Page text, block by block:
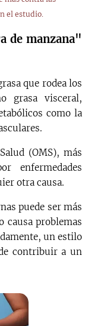
el estudio.
de manzana"
que rodea los
grasa visceral,
como la
(OMS), más
enfermedades
otra causa.
puede ser más
causa problemas
un estilo
contribuir a un